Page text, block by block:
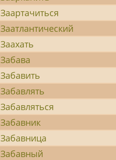
Заартачиться
Заатлантический
Заахать
Забава
Забавить
Забавлять
Забавляться
Забавник
Забавница
Забавный